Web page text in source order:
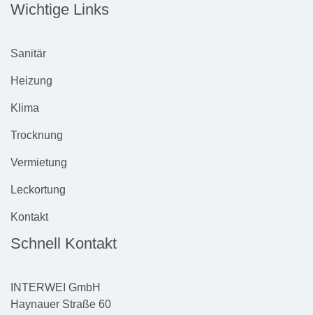
Wichtige Links
Sanitär
Heizung
Klima
Trocknung
Vermietung
Leckortung
Kontakt
Schnell Kontakt
INTERWEI GmbH
Haynauer Straße 60